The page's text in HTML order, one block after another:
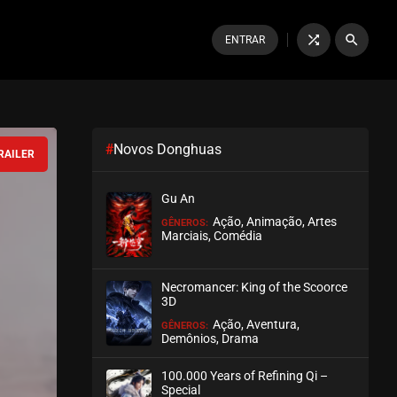
ENTRAR shuffle search
#Novos Donghuas
Gu An
GÊNEROS: Ação, Animação, Artes
Marciais, Comédia
Necromancer: King of the Scoorce
3D
GÊNEROS: Ação, Aventura,
Demônios, Drama
100.000 Years of Refining Qi –
Special